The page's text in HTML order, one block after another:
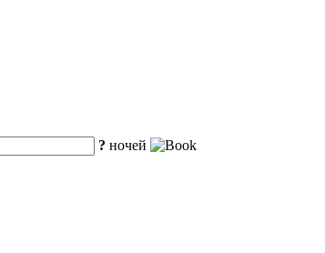
? ночей